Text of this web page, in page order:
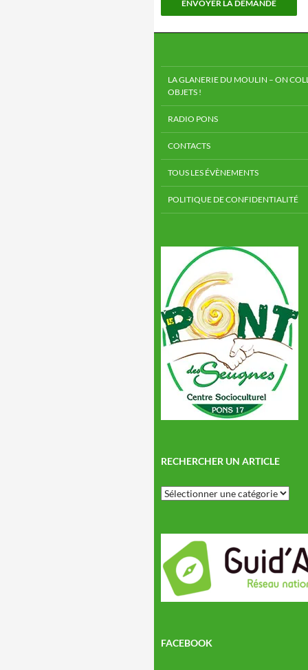
LA GLANERIE DU MOULIN – ON
OBJETS !
RADIO PONS
CONTACTS
TOUS LES ÉVÈNEMENTS
POLITIQUE DE CONFIDENTIALITÉ
RECHERCHER UN ARTICLE
Rechercher
un
FACEBOOK